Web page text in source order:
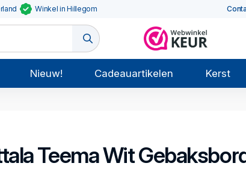
Winkel in Hillegom
Nieuw! Cadeauartikelen Kerst
Teema Wit